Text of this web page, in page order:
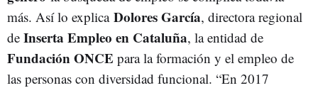
más. Así lo explica Dolores García, directora regional
de Inserta Empleo en Cataluña, la entidad de
Fundación ONCE para la formación y el empleo de
las personas con diversidad funcional. “En 2017